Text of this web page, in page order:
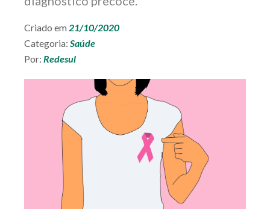
REDESULEMPRESARIAL
SEJA UM CREDENCIADO
Criado em 21/10/2020
Categoria: Saúde
Por: Redesul